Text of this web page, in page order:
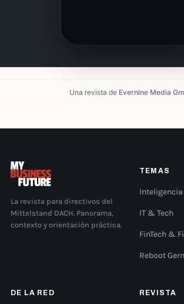
Una revista de Evernine Media
La revista para directivos del
Mittelstand DACH. Panorama,
contexto y orientación práctica.
TEMAS
IT & Tech
FinTech &
Reboot
DE LA RED REVISTA